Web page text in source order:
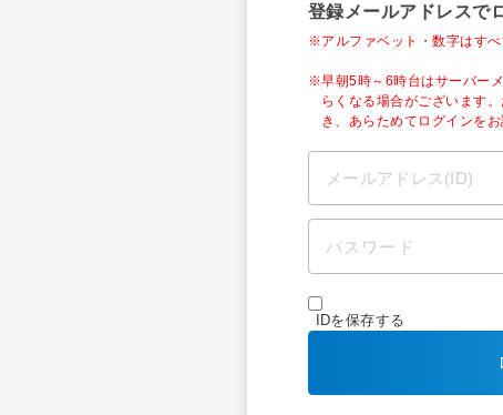
登録メールアドレスで
※アルファベット・数字はすべ
※早朝5時～6時台はサーバー
らくなる場合がございます
き、あらためてログインをお
IDを保存する